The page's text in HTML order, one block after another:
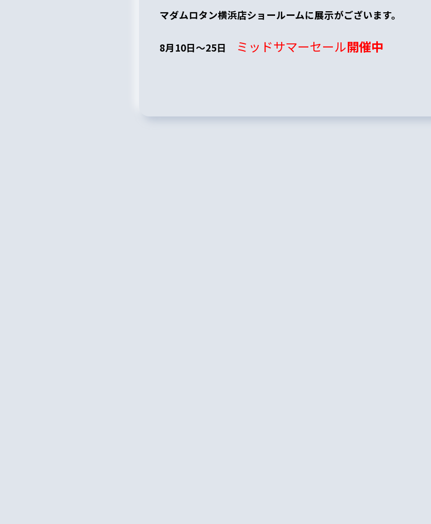
マダムロタン横浜店ショールームに展示がございます。
8月10日～25日 ミッドサマーセール開催中